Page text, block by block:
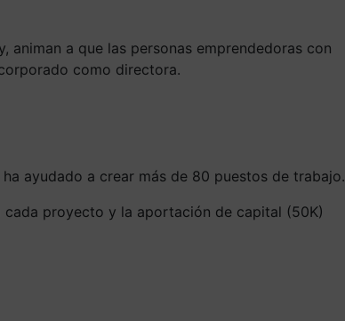
a que las personas emprendedoras con
como directora.
ayudado a crear más de 80 puestos de trabajo.
proyecto y la aportación de capital (50K)